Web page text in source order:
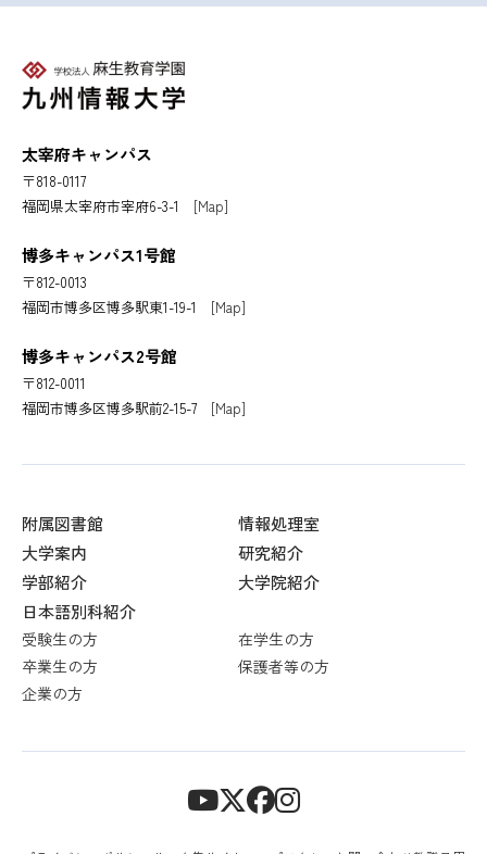
太宰府キャンパス
〒818-0117
福岡県太宰府市宰府6-3-1 [Map]
博多キャンパス1号館
〒812-0013
福岡市博多区博多駅東1-19-1 [Map]
博多キャンパス2号館
〒812-0011
福岡市博多区博多駅前2-15-7 [Map]
附属図書館
情報処理室
大学案内
研究紹介
学部紹介
大学院紹介
日本語別科紹介
受験生の方
在学生の方
卒業生の方
保護者等の方
企業の方